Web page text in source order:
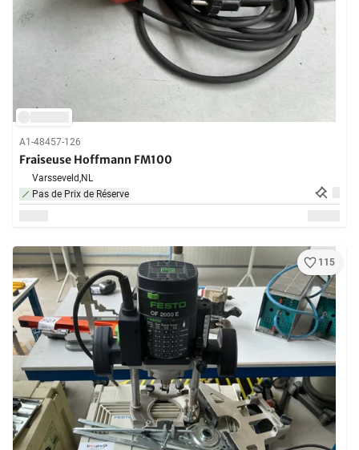
A1-48457-126
Fraiseuse Hoffmann FM100
Varsseveld,NL
Pas de Prix de Réserve
115